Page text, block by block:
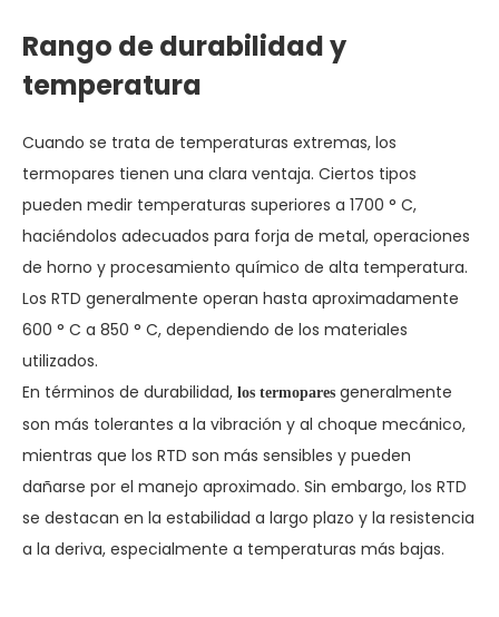
Rango de durabilidad y
temperatura
Cuando se trata de temperaturas extremas, los
termopares tienen una clara ventaja. Ciertos tipos
pueden medir temperaturas superiores a 1700 ° C,
haciéndolos adecuados para forja de metal, operaciones
de horno y procesamiento químico de alta temperatura.
Los RTD generalmente operan hasta aproximadamente
600 ° C a 850 ° C, dependiendo de los materiales
utilizados.
En términos de durabilidad, los termopares generalmente
son más tolerantes a la vibración y al choque mecánico,
mientras que los RTD son más sensibles y pueden
dañarse por el manejo aproximado. Sin embargo, los RTD
se destacan en la estabilidad a largo plazo y la resistencia
a la deriva, especialmente a temperaturas más bajas.